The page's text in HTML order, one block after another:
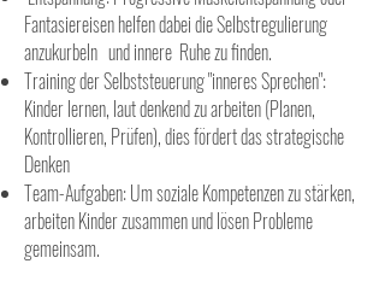
Fantasiereisen helfen dabei die Selbstregulierung
anzukurbeln undinnere Ruhe zu finden.
Training der Selbststeuerung "inneres Sprechen":
Kinder lernen, laut denkend zu arbeiten (Planen,
Kontrollieren, Prüfen), dies fördert das strategische
Denken
Team-Aufgaben: Um soziale Kompetenzen zu stärken,
arbeiten Kinder zusammen und lösen Probleme
gemeinsam.